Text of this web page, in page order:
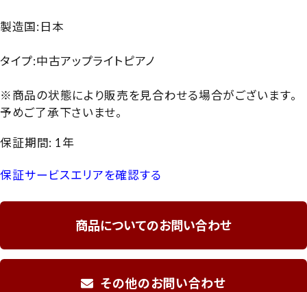
製造国:日本
タイプ:中古アップライトピアノ
※商品の状態により販売を見合わせる場合がございます。
予めご了承下さいませ。
保証期間: 1年
保証サービスエリアを確認する
商品についてのお問い合わせ
その他のお問い合わせ